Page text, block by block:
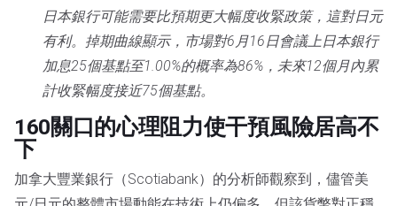
日本銀行可能需要比預期更大幅度收緊政策，這對日元
有利。掉期曲線顯示，市場對6月16日會議上日本銀行
加息25個基點至1.00%的概率為86%，未來12個月內累
計收緊幅度接近75個基點。
160關口的心理阻力使干預風險居高不
下
加拿大豐業銀行（Scotiabank）的分析師觀察到，儘管美